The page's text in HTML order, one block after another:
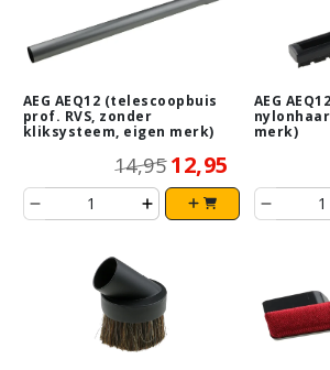
AEG AEQ12 (telescoopbuis
prof. RVS, zonder
kliksysteem, eigen merk)
14,95 12,95
AEG
merk)